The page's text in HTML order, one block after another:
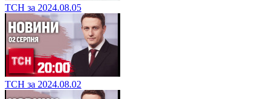
ТСН за 2024.08.05
ТСН за 2024.08.02